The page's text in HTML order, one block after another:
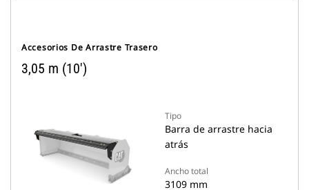
Accesorios De Arrastre Trasero
3,05 m (10')
Tipo
Barra de arrastre hacia
atrás
Ancho total
3109 mm